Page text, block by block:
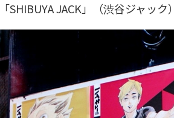
SHIBUYA JACK」（渋谷ジャッ